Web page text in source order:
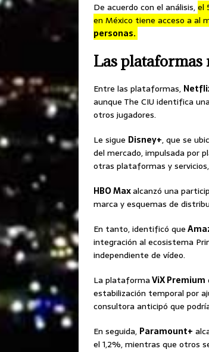
De acuerdo con el análisis,el
en México tiene acceso a al
personas.
Las plataformas
Entre las plataformas,
aunque The CIU identifica
otros jugadores.
Le sigue Disney+, que se
del mercado, impulsada por
otras plataformas y
HBO Maxalcanzó una
marca y esquemas de
En tanto, identificó que
integración al ecosistema
independiente de vídeo.
La plataformaViX Premium
estabilización temporal por
consultora anticipó que
En seguida, Paramount+
el 1,2%, mientras que otros